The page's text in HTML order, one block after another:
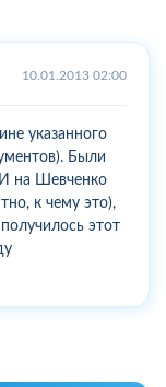
10.01.2013 02:00
указанного
Были
на Шевченко
к чему это),
этот